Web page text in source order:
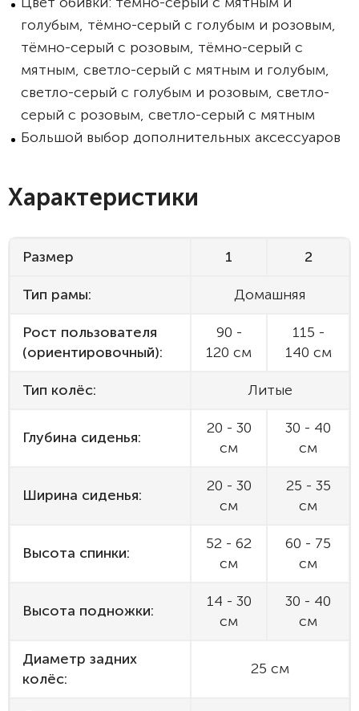
голубым, тёмно-серый с голубым и розовым,
тёмно-серый с розовым, тёмно-серый с
мятным, светло-серый с мятным и голубым,
светло-серый с голубым и розовым, светло-
серый с розовым, светло-серый с мятным
Большой выбор дополнительных аксессуаров
Характеристики
Размер 1 2
Тип рамы: Домашняя
Рост пользователя
(ориентировочный):
90 -
120 см
115 -
140 см
Тип колёс: Литые
Глубина сиденья:
20 - 30
см
30 - 40
см
Ширина сиденья:
20 - 30
см
25 - 35
см
Высота спинки:
52 - 62
см
60 - 75
см
Высота подножки:
14 - 30
см
30 - 40
см
Диаметр задних
колёс:
25 см